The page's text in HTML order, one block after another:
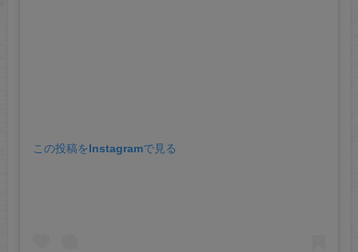
この投稿をInstagramで見る